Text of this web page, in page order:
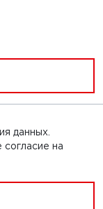
интернет-
условиях
Статьи 437
данных.
согласие на